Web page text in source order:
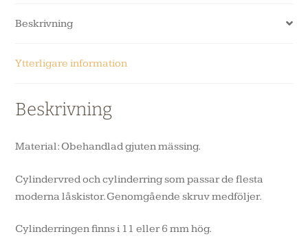
Beskrivning
Ytterligare information
Beskrivning
Material: Obehandlad gjuten mässing.
Cylindervred och cylinderring som passar de flesta
moderna låskistor. Genomgående skruv medföljer.
Cylinderringen finns i 11 eller 6 mm hög.